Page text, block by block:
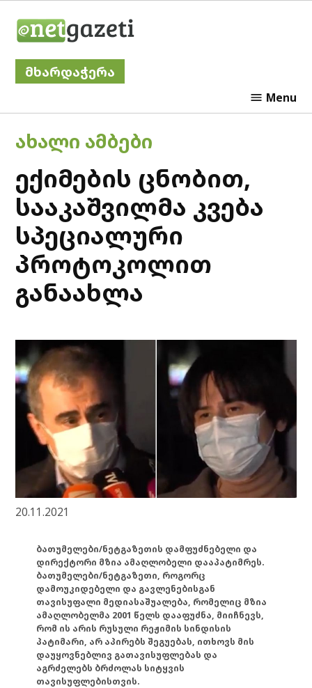
მხარდაჭერა
Menu
POSTED
ᲐᲮᲐᲚᲘ ᲐᲛᲑᲔᲑᲘ
ექიმების ცნობით,
სააკაშვილმა კვება
სპეციალური
პროტოკოლით
განაახლა
20.11.2021
ბათუმელები/ნეტგაზეთის დამფუძნებელი და
დირექტორი მზია ამაღლობელი დააპატიმრეს.
ბათუმელები/ნეტგაზეთი, როგორც
დამოუკიდებელი და გავლენებისგან
თავისუფალი მედიასაშუალება, რომელიც მზია
ამაღლობელმა 2001 წელს დააფუძნა, მიიჩნევს,
რომ ის არის რუსული რეჟიმის სინდისის
პატიმარი, არ აპირებს შეგუებას, ითხოვს მის
დაუყოვნებლივ გათავისუფლებას და
აგრძელებს ბრძოლას სიტყვის
თავისუფლებისთვის.